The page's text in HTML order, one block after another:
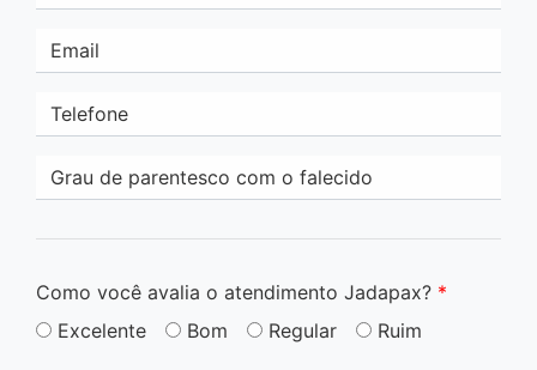
Email
Telefone
Grau de parentesco com o falecido
Como você avalia o atendimento Jadapax? *
Excelente
Bom Regular Ruim